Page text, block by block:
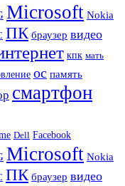
Microsoft Nokia
ПК браузер видео
кпк мать
ос память
смартфон
Dell Facebook
Microsoft Nokia
ПК браузер видео